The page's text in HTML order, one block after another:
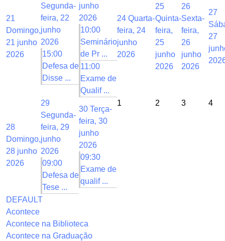
21
Domingo,
21 junho
2026
Segunda-
feira, 22
junho
2026
15:00
Defesa de
Disse ...
junho
2026
10:00
Seminário
de Pr ...
11:00
Exame de
Qualif ...
24 Quarta-
feira, 24
junho
2026
25
Quinta-
feira,
25
junho
2026
26
Sexta-
feira,
26
junho
2026
27
27
28
Domingo,
28 junho
2026
29
Segunda-
feira, 29
junho
2026
09:00
Defesa de
Tese ...
30 Terça-
feira, 30
junho
2026
09:30
Exame de
qualif ...
1 2 3 4
DEFAULT
Acontece
Acontece na Biblioteca
Acontece na Graduação